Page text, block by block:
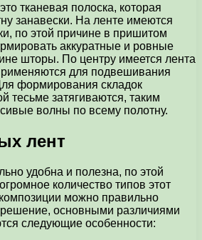
тканевая полоска, которая
занавески. На ленте имеются
по этой причине в пришитом
аккуратные и ровные
шторы. По центру имеется лента
для подвешивания
формирования складок
тесьме затягиваются, таким
волны по всему полотну.
лент
удобна и полезна, по этой
количество типов этот
можно правильно
основными различиями
следующие особенности: